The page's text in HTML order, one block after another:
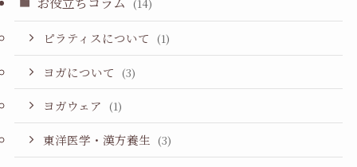
(14)
ピラティスについて (1)
ヨガについて (3)
ヨガウェア (1)
東洋医学・漢方養生 (3)